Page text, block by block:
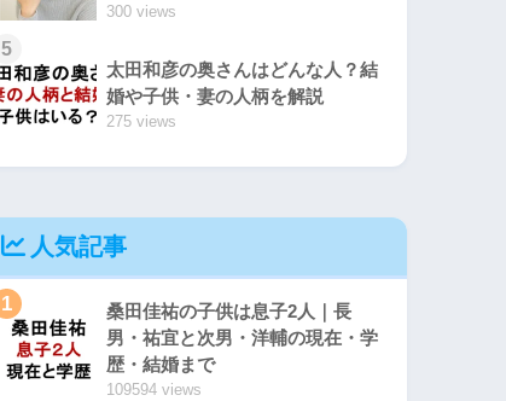
300 views
5
太田和彦の奥さんはどんな人？結
婚や子供・妻の人柄を解説
275 views
人気記事
1
桑田佳祐の子供は息子2人｜長
男・祐宜と次男・洋輔の現在・学
歴・結婚まで
109594 views